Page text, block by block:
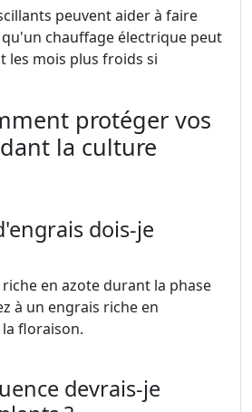
peuvent aider à faire
chauffage électrique peut
les mois plus froids si
protéger vos
la culture
dois-je
en azote durant la phase
à un engrais riche en
floraison.
devrais-je